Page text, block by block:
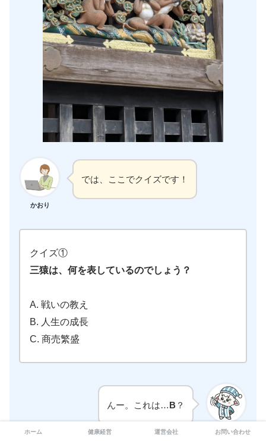
かおり
では、ここでクイズです！
クイズ①
三猿は、何を表しているのでしょう？
A. 戦いの教え
B. 人生の成長
C. 商売繁盛
羊一さん
んー。これは…B ？
ホーム 健康経営 運営会社 お問い合わせ